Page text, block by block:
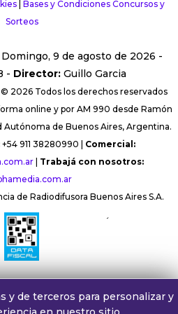
| Bases y Condiciones Concursos y
Sorteos
9 de agosto de 2026 -
- Director:Guillo Garcia
2026 Todos los derechos reservados
online y por AM 990 desde Ramón
Autónoma de Buenos Aires, Argentina.
+54 911 38280990 | Comercial:
| Trabajá con nosotros:
de Radiodifusora Buenos Aires S.A.
´
y de terceros para personalizar y